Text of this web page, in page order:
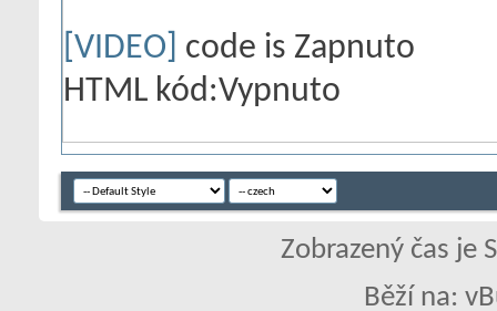
[VIDEO] code is Zapnuto
HTML kód:Vypnuto
Zobrazený čas je
Běží na: